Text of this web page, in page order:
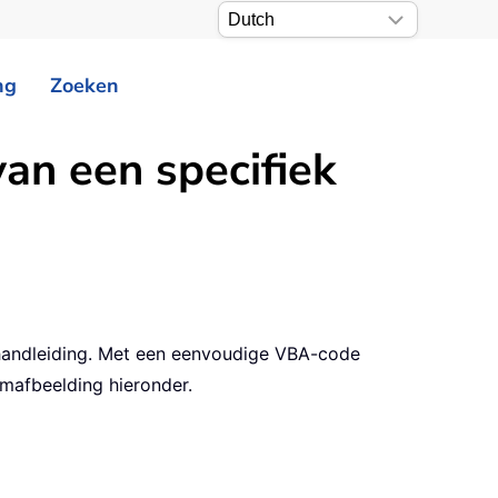
Zoeken
een specifiek
Met een eenvoudige VBA-code
hieronder.